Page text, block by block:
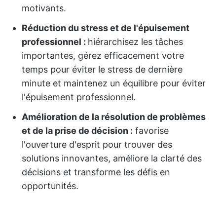
motivants.
Réduction du stress et de l'épuisement
professionnel : hiérarchisez les tâches
importantes, gérez efficacement votre
temps pour éviter le stress de dernière
minute et maintenez un équilibre pour éviter
l'épuisement professionnel.
Amélioration de la résolution de problèmes
et de la prise de décision : favorise
l'ouverture d'esprit pour trouver des
solutions innovantes, améliore la clarté des
décisions et transforme les défis en
opportunités.